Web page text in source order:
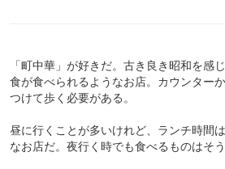
「町中華」が好きだ。古き良き昭和を
食が食べられるようなお店。カウンター
つけて歩く必要がある。
昼に行くことが多いけれど、ランチ時間
なお店だ。夜行く時でも食べるものはそ